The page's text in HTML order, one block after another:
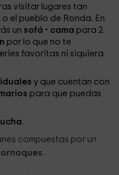
visitar lugares tan
el pueblo de Ronda. En
un sofá - cama para 2.
por lo que no te
favoritas ni siquiera
y que cuentan con
para que puedas
.
compuestas por un